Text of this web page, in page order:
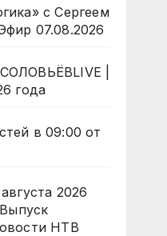
с Сергеем
07.08.2026
|
года
в 09:00 от
2026
НТВ